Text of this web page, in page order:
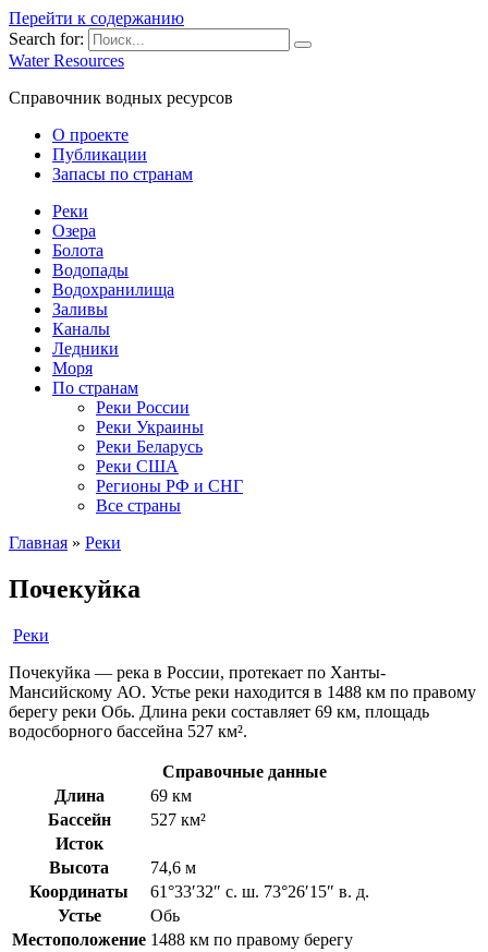
Перейти к содержанию
Search for:
Water Resources
Справочник водных ресурсов
О проекте
Публикации
Запасы по странам
Реки
Озера
Болота
Водопады
Водохранилища
Заливы
Каналы
Ледники
Моря
По странам
Реки России
Реки Украины
Реки Беларусь
Реки США
Регионы РФ и СНГ
Все страны
Главная » Реки
Почекуйка
Реки
Почекуйка — река в России, протекает по Ханты-
Мансийскому АО. Устье реки находится в 1488 км по правому
берегу реки Обь. Длина реки составляет 69 км, площадь
водосборного бассейна 527 км².
Справочные данные
Длина
69 км
Бассейн
527 км²
Исток
Высота
74,6 м
Координаты
61°33′32″ с. ш. 73°26′15″ в. д.
Устье
Обь
Местоположение 1488 км по правому берегу